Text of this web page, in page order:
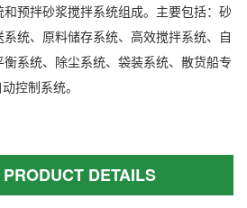
预拌砂浆搅拌系统组成。主要包括：砂
统、原料储存系统、高效搅拌系统、自
系统、除尘系统、袋装系统、散货船专
控制系统。
DETAILS